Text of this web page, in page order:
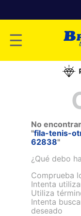
☰
No
"fila-tenis-
62838"
¿Qué debo
Comprueba
Intenta
Utiliza
Intenta
deseado